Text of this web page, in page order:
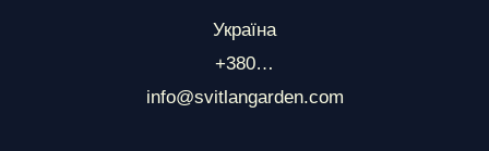
Україна
+380…
info@svitlangarden.com